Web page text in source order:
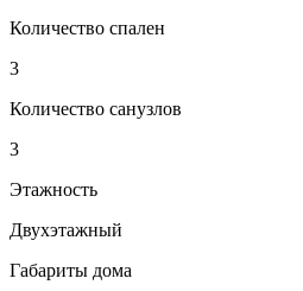
Количество спален
3
Количество санузлов
3
Этажность
Двухэтажный
Габариты дома